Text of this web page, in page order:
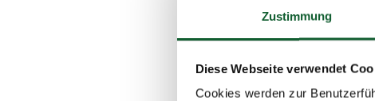
Zustimmung
Diese Webseite verwendet
Cookies werden zur
wiederum als
fachspezifischen,
Berücksichtigung
Englisch oder